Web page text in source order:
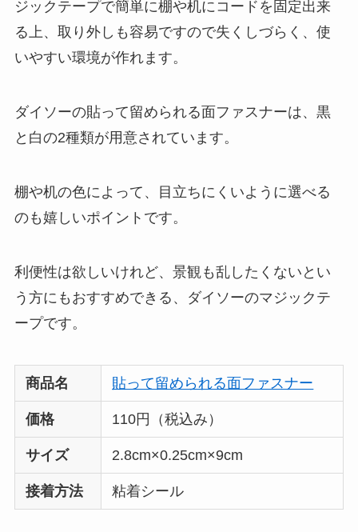
ジックテープで簡単に棚や机にコードを固定出来
る上、取り外しも容易ですので失くしづらく、使
いやすい環境が作れます。
ダイソーの貼って留められる面ファスナーは、黒
と白の2種類が用意されています。
棚や机の色によって、目立ちにくいように選べる
のも嬉しいポイントです。
利便性は欲しいけれど、景観も乱したくないとい
う方にもおすすめできる、ダイソーのマジックテ
ープです。
商品名 貼って留められる面ファスナー
価格 110円（税込み）
サイズ 2.8cm×0.25cm×9cm
接着方法 粘着シール